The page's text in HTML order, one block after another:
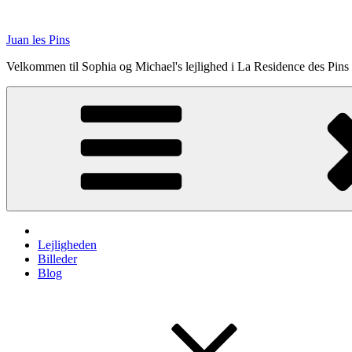
indhold
Juan les Pins
Velkommen til Sophia og Michael's lejlighed i La Residence des Pins
Lejligheden
Billeder
Blog